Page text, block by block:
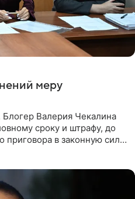
меру
Валерия Чекалина
сроку и штрафу, до
приговора в законную силу